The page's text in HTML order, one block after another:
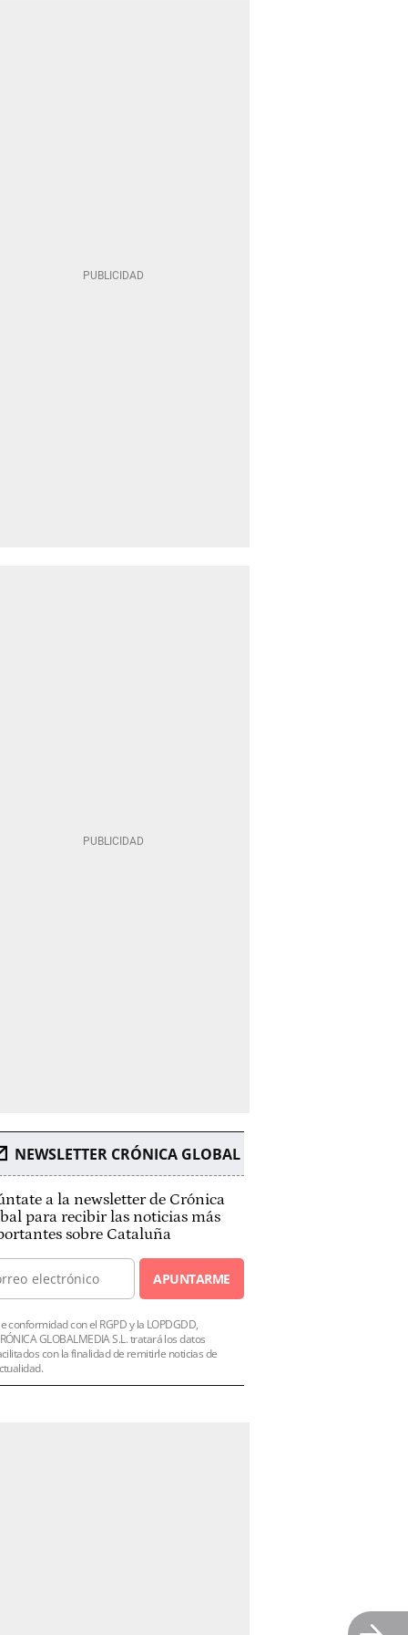
NEWSLETTER CRÓNICA GLOBAL
a la newsletter de Crónica
para recibir las noticias más
sobre Cataluña
APUNTARME
conformidad con el RGPD y la LOPDGDD,
GLOBALMEDIA S.L. tratará los datos
con la finalidad de remitirle noticias de